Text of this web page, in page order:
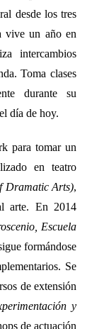
desde los tres
vive un año en
intercambios
Toma clases
durante su
día de hoy.
para tomar un
en teatro
Dramatic Arts),
arte. En 2014
Escuela
formándose
Se
de extensión
y
de actuación